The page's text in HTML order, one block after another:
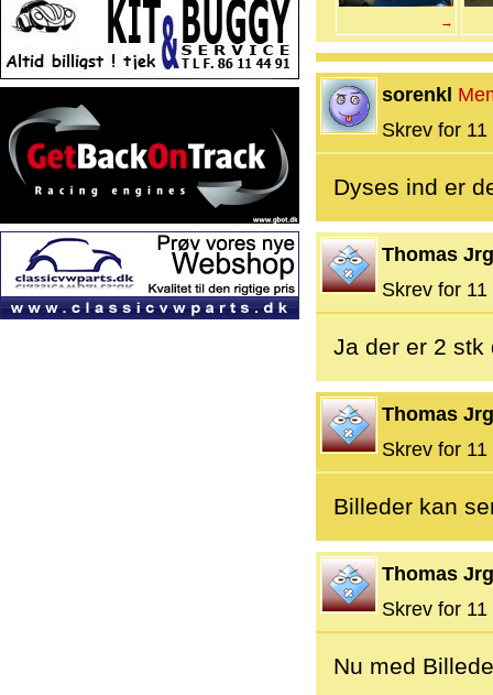
→
sorenkl
Skrev for
Dyses ind er
Thomas
Skrev for
Ja der er 2 stk
Thomas
Skrev for
Billeder kan
Thomas
Skrev for
Nu med